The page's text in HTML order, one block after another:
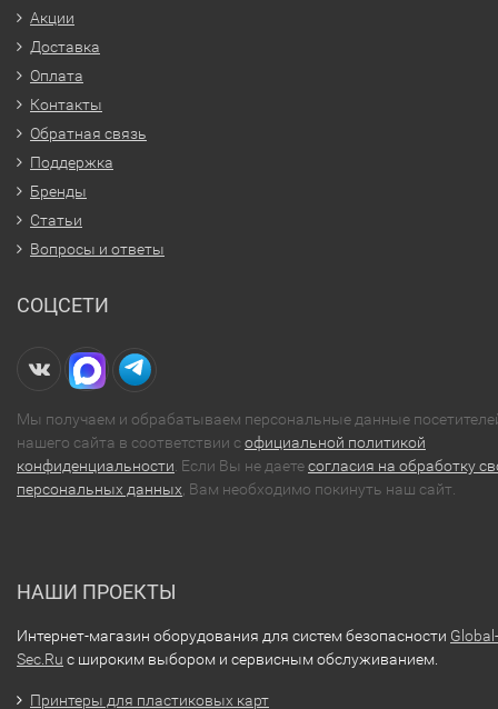
Акции
Доставка
Оплата
Контакты
Обратная связь
Поддержка
Бренды
Статьи
Вопросы и ответы
СОЦСЕТИ
Мы получаем и обрабатываем персональные данные
нашего сайта в соответствии софициальной политикой
конфиденциальности . Если Вы не даетесогласия на обработку
персональных данных , Вам необходимо покинуть наш сайт.
НАШИ ПРОЕКТЫ
Интернет-магазин оборудования для систем безопасности Global-
Sec.Ru с широким выбором и сервисным обслуживанием.
Принтеры для пластиковых карт